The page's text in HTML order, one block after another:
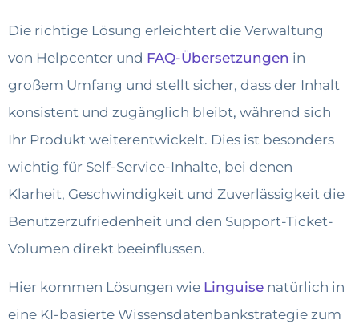
Die richtige Lösung erleichtert die Verwaltung
von Helpcenter und FAQ-Übersetzungen in
großem Umfang und stellt sicher, dass der Inhalt
konsistent und zugänglich bleibt, während sich
Ihr Produkt weiterentwickelt. Dies ist besonders
wichtig für Self-Service-Inhalte, bei denen
Klarheit, Geschwindigkeit und Zuverlässigkeit die
Benutzerzufriedenheit und den Support-Ticket-
Volumen direkt beeinflussen.
Hier kommen Lösungen wie Linguise natürlich in
eine KI-basierte Wissensdatenbankstrategie zum